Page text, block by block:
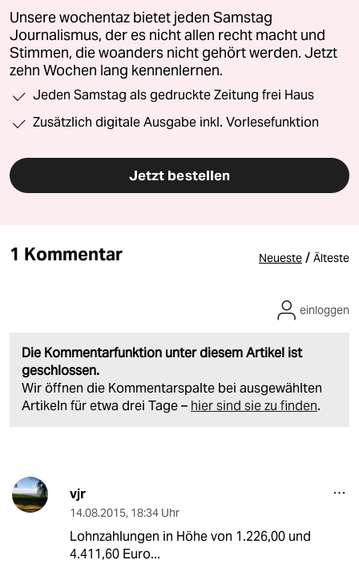
Unsere wochentaz bietet jeden Samstag
Journalismus, der es nicht allen recht macht und
Stimmen, die woanders nicht gehört werden. Jetzt
zehn Wochen lang kennenlernen.
Jeden Samstag als gedruckte Zeitung frei Haus
Zusätzlich digitale Ausgabe inkl. Vorlesefunktion
Jetzt bestellen
1 Kommentar Neueste / Älteste
Die Kommentarfunktion unter diesem Artikel ist
geschlossen.
Wir öffnen die Kommentarspalte bei ausgewählten
Artikeln für etwa drei Tage – hier sind sie zu finden.
einloggen
vjr
14.08.2015, 18:34 Uhr
Lohnzahlungen in Höhe von 1.226,00 und
4.411,60 Euro...